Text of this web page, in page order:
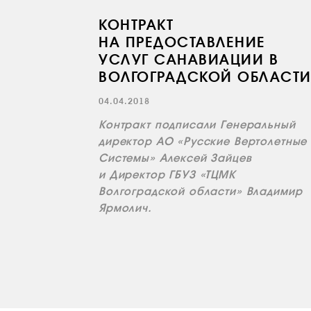
КОНТРАКТ
НА ПРЕДОСТАВЛЕНИЕ
УСЛУГ САНАВИАЦИИ В
ВОЛГОГРАДСКОЙ ОБЛАСТИ
04.04.2018
Контракт подписали Генеральный
директор АО «Русские Вертолетные
Системы» Алексей Зайцев
и Директор ГБУЗ «ТЦМК
Волгоградской области» Владимир
Ярмолич.